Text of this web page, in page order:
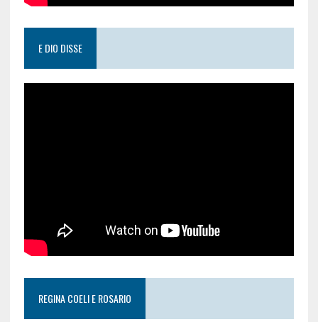
E DIO DISSE
REGINA COELI E ROSARIO